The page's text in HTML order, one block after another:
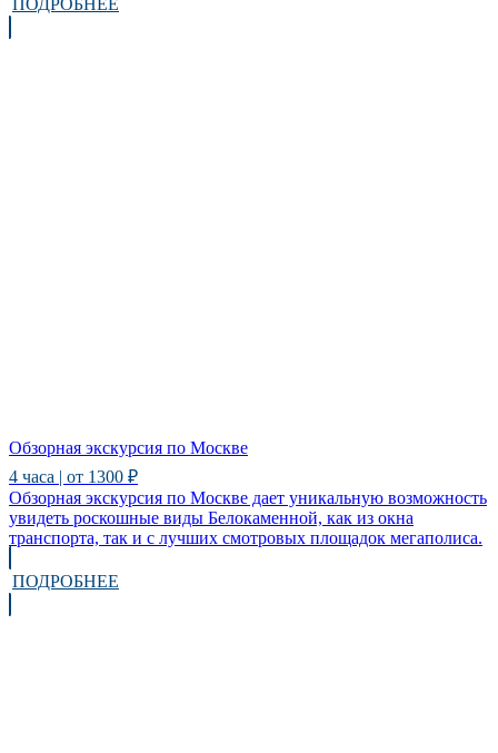
Обзорная экскурсия по Москве
4 часа | от 1300 ₽
Обзорная экскурсия по Москве дает уникальную возможность
увидеть роскошные виды Белокаменной, как из окна
транспорта, так и с лучших смотровых площадок мегаполиса.
ПОДРОБНЕЕ